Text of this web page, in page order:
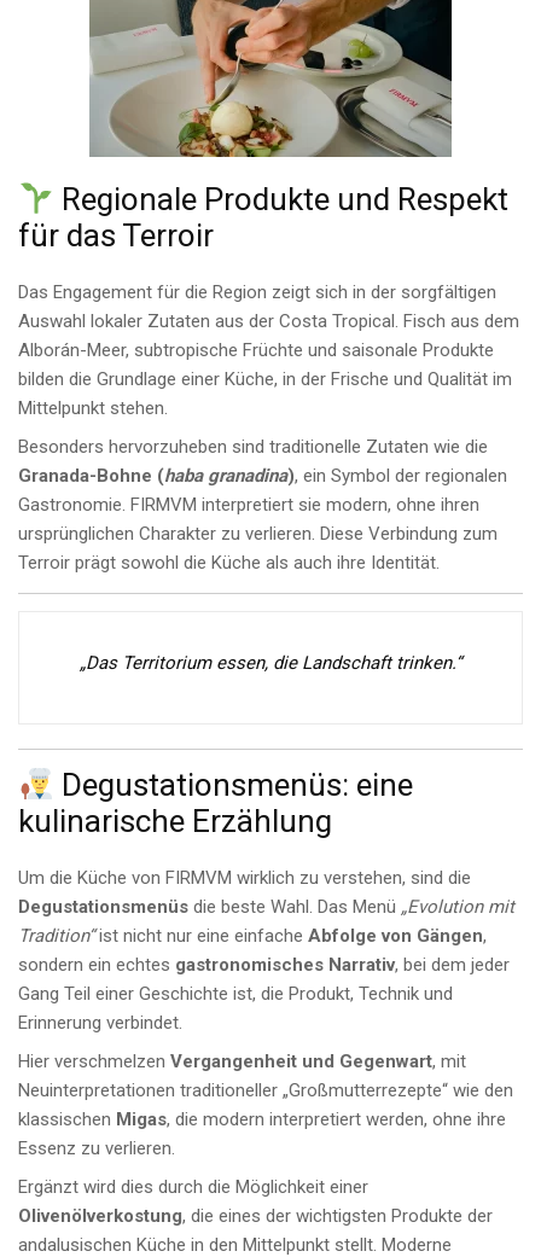
Regionale Produkte und Respekt
für das Terroir
Das Engagement für die Region zeigt sich in der sorgfältigen
Auswahl lokaler Zutaten aus der Costa Tropical. Fisch aus dem
Alborán-Meer, subtropische Früchte und saisonale Produkte
bilden die Grundlage einer Küche, in der Frische und Qualität im
Mittelpunkt stehen.
Besonders hervorzuheben sind traditionelle Zutaten wie die
Granada-Bohne (haba granadina), ein Symbol der regionalen
Gastronomie. FIRMVM interpretiert sie modern, ohne ihren
ursprünglichen Charakter zu verlieren. Diese Verbindung zum
Terroir prägt sowohl die Küche als auch ihre Identität.
„Das Territorium essen, die Landschaft trinken.“
Degustationsmenüs: eine
kulinarische Erzählung
Um die Küche von FIRMVM wirklich zu verstehen, sind die
Degustationsmenüs die beste Wahl. Das Menü „Evolution mit
Tradition“ist nicht nur eine einfache Abfolge von Gängen,
sondern ein echtes gastronomisches Narrativ, bei dem jeder
Gang Teil einer Geschichte ist, die Produkt, Technik und
Erinnerung verbindet.
Hier verschmelzen Vergangenheit und Gegenwart, mit
Neuinterpretationen traditioneller „Großmutterrezepte“ wie den
klassischen Migas, die modern interpretiert werden, ohne ihre
Essenz zu verlieren.
Ergänzt wird dies durch die Möglichkeit einer
Olivenölverkostung, die eines der wichtigsten Produkte der
andalusischen Küche in den Mittelpunkt stellt. Moderne